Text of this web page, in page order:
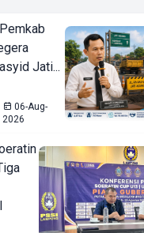
Jati...
06-Aug-
2026